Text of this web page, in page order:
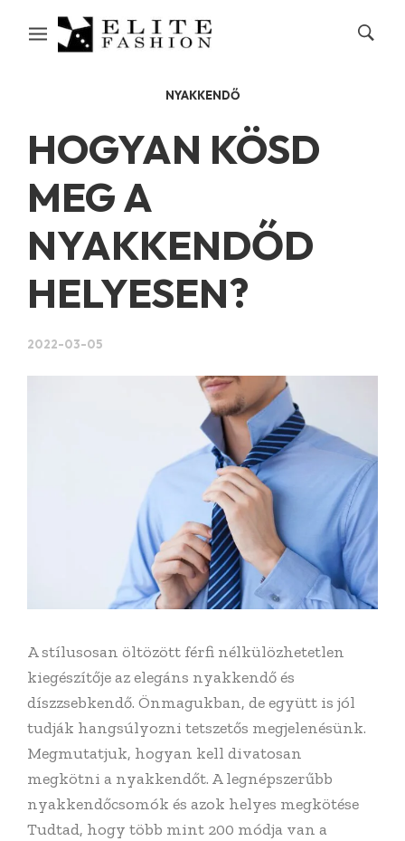
NYAKKENDŐ
HOGYAN KÖSD
MEG A
NYAKKENDŐD
HELYESEN?
2022-03-05
A stílusosan öltözött férfi nélkülözhetetlen
kiegészítője az elegáns nyakkendő és
díszzsebkendő. Önmagukban, de együtt is jól
tudják hangsúlyozni tetszetős megjelenésünk.
Megmutatjuk, hogyan kell divatosan
megkötni a nyakkendőt. A legnépszerűbb
nyakkendőcsomók és azok helyes megkötése
Tudtad, hogy több mint 200 módja van a